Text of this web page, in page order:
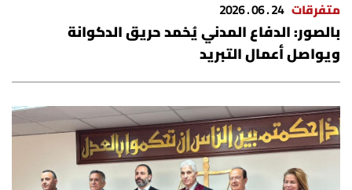
متفرقات 24 . 06 . 2026
بالصور: الدفاع المدني يُخمد حريق الدكوانة
ويواصل أعمال التبريد